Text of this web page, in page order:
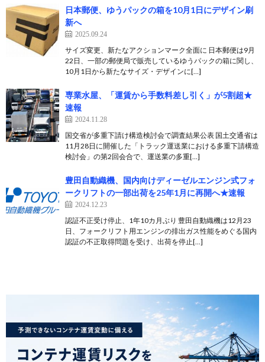
日本郵便、ゆうパックの箱を10月1日にデザイン刷
新へ
2025.09.24
サイズ変更、新たなアクションマーク全面に 日本郵便は9月
22日、一部の郵便局で販売しているゆうパックの箱に関し、
10月1日から新たなサイズ・デザインに[…]
専業水屋、「運賃から手数料差し引く」が5割超★
速報
2024.11.28
国交省が多重下請け構造検討会で調査結果公表 国土交通省は
11月28日に開催した「トラック運送業における多重下請構造
検討会」の第2回会合で、運送業の多重[…]
豊田自動織機、国内向けディーゼルエンジン式フォ
ークリフトの一部出荷を25年1月に再開へ★速報
2024.12.23
認証不正受け停止、1年10カ月ぶり 豊田自動織機は12月23
日、フォークリフト用エンジンの排出ガス性能をめぐる国内
認証の不正取得問題を受け、出荷を停止[…]